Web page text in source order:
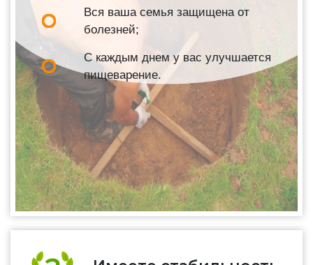
Вся ваша семья защищена от
болезней;
С каждым днем у вас улучшается
пищеварение.